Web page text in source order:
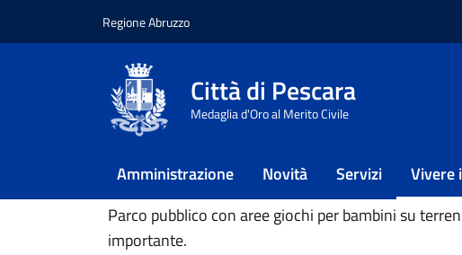
Regione Abruzzo
Città di Pescara
Medaglia d'Oro al Merito Civile
Amministrazione Novità Servizi Vivere
Home / Vivere il Comune / Luoghi /
Parco di Villa
Parco pubblico con aree giochi per bambini su
importante.